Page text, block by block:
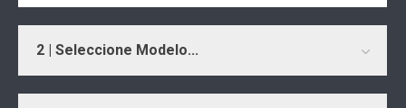
2 | Seleccione Modelo...